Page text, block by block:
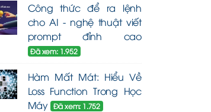
Công thức để ra lệnh
cho AI - nghệ thuật viết
prompt đỉnh cao
Đã xem: 1.952
Hàm Mất Mát: Hiểu Về
Loss Function Trong Học
Máy Đã xem: 1.752